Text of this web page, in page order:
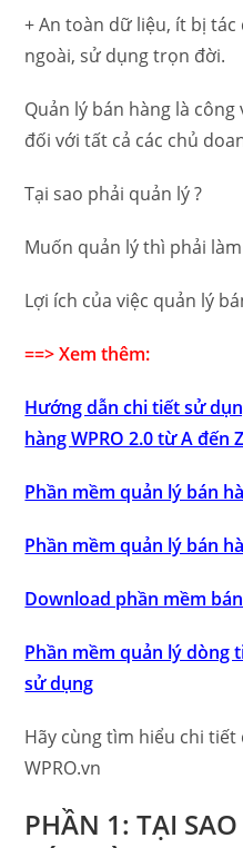
+ An toàn dữ liệu, ít bị
ngoài, sử dụng trọn đời.
Quản lý bán hàng là
đối với tất cả các chủ
Tại sao phải quản lý ?
Muốn quản lý thì phải
Lợi ích của việc quản lý
==> Xem thêm:
Hướng dẫn chi tiết sử
hàng WPRO 2.0 từ A đến
Phần mềm quản lý bán
Phần mềm quản lý bán
Download phần mềm
Phần mềm quản lý dòng
sử dụng
Hãy cùng tìm hiểu chi tiết
WPRO.vn
PHẦN 1: TẠI